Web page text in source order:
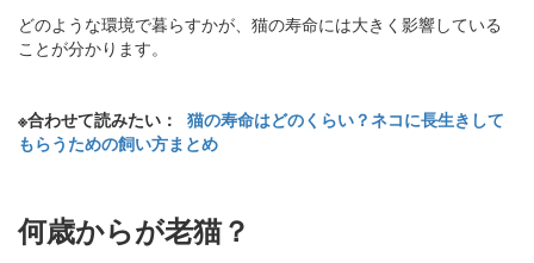
どのような環境で暮らすかが、猫の寿命には大きく影響している
ことが分かります。
※合わせて読みたい： 猫の寿命はどのくらい？ネコに長生きして
もらうための飼い方まとめ
何歳からが老猫？